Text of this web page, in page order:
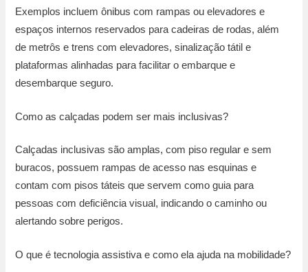
Exemplos incluem ônibus com rampas ou elevadores e
espaços internos reservados para cadeiras de rodas, além
de metrôs e trens com elevadores, sinalização tátil e
plataformas alinhadas para facilitar o embarque e
desembarque seguro.
Como as calçadas podem ser mais inclusivas?
Calçadas inclusivas são amplas, com piso regular e sem
buracos, possuem rampas de acesso nas esquinas e
contam com pisos táteis que servem como guia para
pessoas com deficiência visual, indicando o caminho ou
alertando sobre perigos.
O que é tecnologia assistiva e como ela ajuda na mobilidade?